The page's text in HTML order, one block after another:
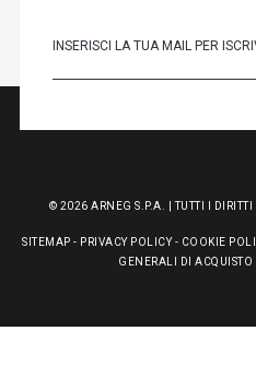
© 2026 ARNEG S.P.A. | TUTTI I
SITEMAP - PRIVACY POLICY - COOKIE
GENERALI DI ACQUISTO